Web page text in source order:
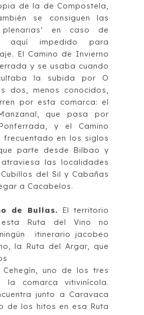
de la de Compostela,
se consiguen las
plenarias’ en caso de
aquí impedido para
ElCamino de Invierno
y se usaba cuando
la subida por O
dos, menos conocidos
por esta comarca: el
quepasa por
y el Camino
frecuentado en los siglos
parte desde Bilbao y
atraviesa las localidades
Cubillos del Sil y Cabañas
a Cacabelos.
de Bullas. El territorio
Ruta del Vino no
ningún itinerario jacobeo
la Ruta del Argar, que
uno de los tres
la comarca vitivinícola.
junto a Caravaca
de los hitos en esa Ruta